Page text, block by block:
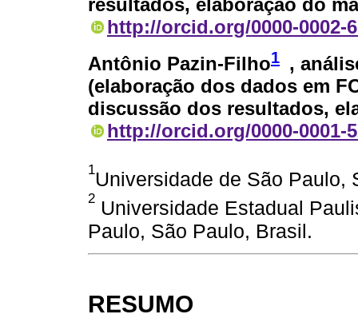
http://orcid.org/0000-0002-
Antônio Pazin-Filho1 ,
(elaboração dos dados em
discussão dos resultados,
http://orcid.org/0000-0001-
1Universidade de São Paulo,
2 Universidade Estadual
Paulo, São Paulo, Brasil.
RESUMO